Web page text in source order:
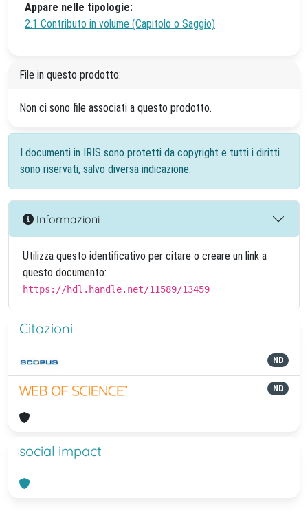
Appare nelle tipologie:
2.1 Contributo in volume (Capitolo o Saggio)
File in questo prodotto:
Non ci sono file associati a questo prodotto.
I documenti in IRIS sono protetti da copyright e tutti i diritti
sono riservati, salvo diversa indicazione.
Informazioni
Utilizza questo identificativo per citare o creare un link a
questo documento:
https://hdl.handle.net/11589/13459
Citazioni
ND
ND
social impact